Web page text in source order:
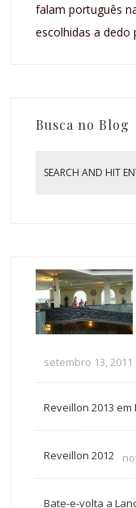
falam português
escolhidas a
Busca no Blog
setembro 13, 2011
Reveillon 2013 em
Reveillon 2012
Bate-e-volta a